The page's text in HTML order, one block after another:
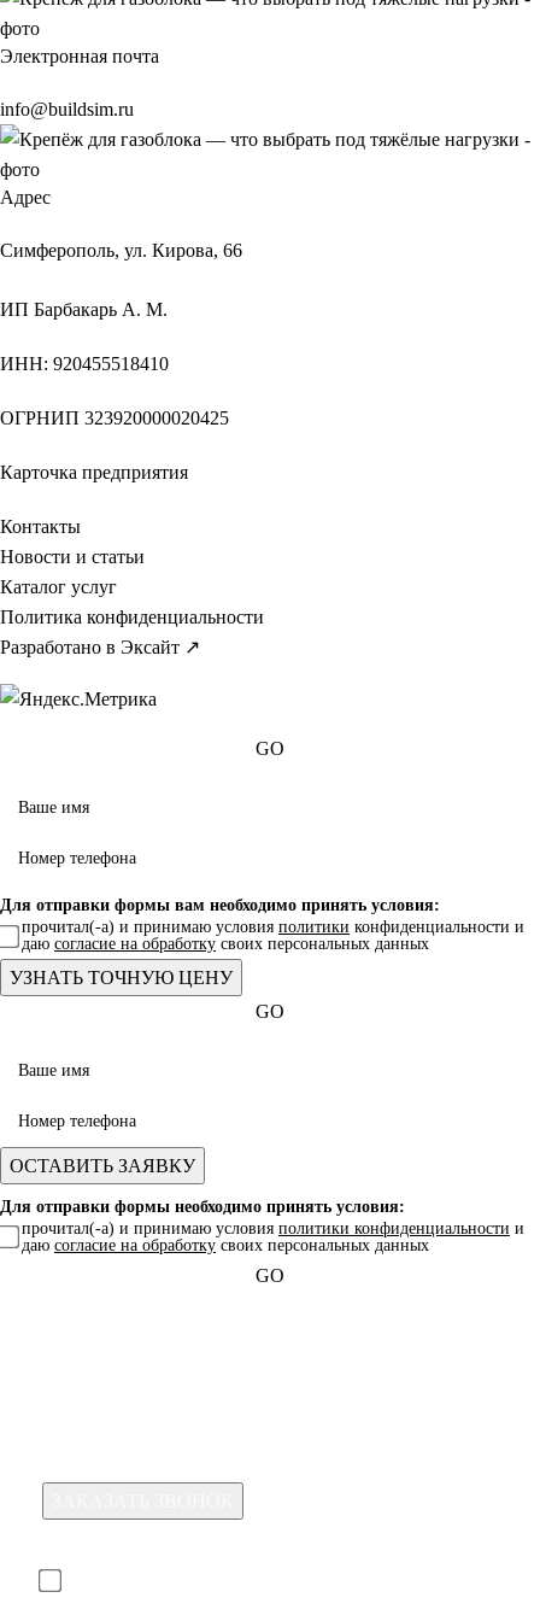
Электронная почта
info@buildsim.ru
Адрес
Симферополь, ул. Кирова, 66
ИП Барбакарь А. М.
ИНН: 920455518410
ОГРНИП 323920000020425
Карточка предприятия
Контакты
Новости и статьи
Каталог услуг
Политика конфиденциальности
Разработано в Эксайт ↗
GO
Для отправки формы вам необходимо принять условия:
прочитал(-а) и принимаю условия политики конфиденциальности и
даю согласие на обработку своих персональных данных
GO
Для отправки формы необходимо принять условия:
прочитал(-а) и принимаю условия политики конфиденциальности и
даю согласие на обработку своих персональных данных
GO